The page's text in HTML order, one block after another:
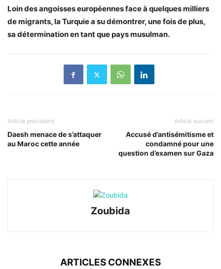
Loin des angoisses européennes face à quelques milliers
de migrants, la Turquie a su démontrer, une fois de plus,
sa détermination en tant que pays musulman.
Article précédent
Daesh menace de s’attaquer
au Maroc cette année
Article suivant
Accusé d’antisémitisme et
condamné pour une
question d’examen sur Gaza
Zoubida
ARTICLES CONNEXES